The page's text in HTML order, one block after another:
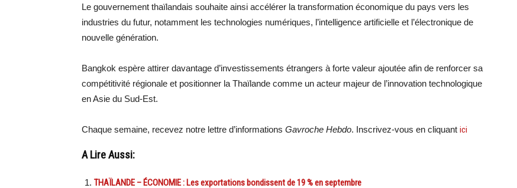
Le gouvernement thaïlandais souhaite ainsi accélérer la transformation économique du pays vers les
industries du futur, notamment les technologies numériques, l’intelligence artificielle et l’électronique de
nouvelle génération.
Bangkok espère attirer davantage d’investissements étrangers à forte valeur ajoutée afin de renforcer sa
compétitivité régionale et positionner la Thaïlande comme un acteur majeur de l’innovation technologique
en Asie du Sud-Est.
Chaque semaine, recevez notre lettre d’informations Gavroche Hebdo. Inscrivez-vous en cliquant ici
A Lire Aussi:
THAÏLANDE – ÉCONOMIE : Les exportations bondissent de 19 % en septembre